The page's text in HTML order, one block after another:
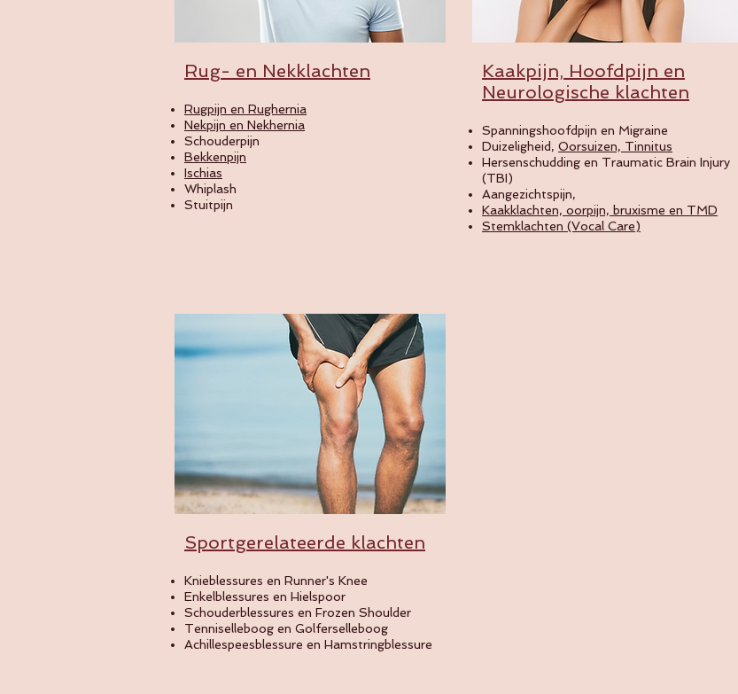
Rug- en Nekklachten
Rugpijn en Rughernia
Nekpijn en Nekhernia
Schouderpijn
Bekkenpijn
Ischias
Whiplash
Stuitpijn
Kaakpijn, Hoofdpijn en
Neurologische klachten
Spanningshoofdpijn en Migraine
Duizeligheid, Oorsuizen, Tinnitus
Hersenschudding en Traumatic Brain Injury
(TBI)
Aangezichtspijn,
Kaakklachten, oorpijn, bruxisme en TMD
Stemklachten (Vocal Care)
Sportgerelateerde klachten
Knieblessures en Runner's Knee
Enkelblessures en Hielspoor
Schouderblessures en Frozen Shoulder
Tenniselleboog en Golferselleboog
Achillespeesblessure en Hamstringblessure